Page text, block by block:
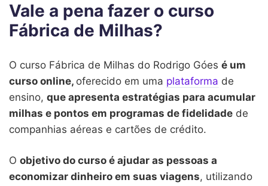
Vale a pena fazer o curso
Fábrica de Milhas?
O curso Fábrica de Milhas do Rodrigo Góes é um
curso online, oferecido em uma plataforma de
ensino, que apresenta estratégias para acumular
milhas e pontos em programas de fidelidade de
companhias aéreas e cartões de crédito.
O objetivo do curso é ajudar as pessoas a
economizar dinheiro em suas viagens, utilizando